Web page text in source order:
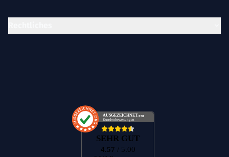
AUSGEZEICHNET .org
Kundenbewertungen
SEHR GUT
4.57 / 5.00